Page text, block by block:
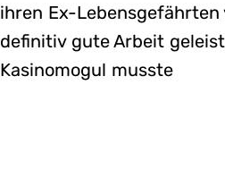
ihren Ex-
definitiv gute Arbeit
Kasinomogul musste